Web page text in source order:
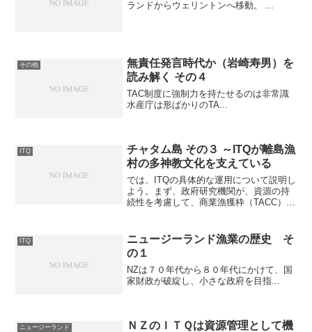
その他
無責任発言時代か（岩崎寿男）を
読み解く その４
TAC制度に強制力を持たせるのは非常識
水産庁は形ばかりのTA...
ITQ
チャタム島 その３ ～ITQが離島漁
村の多神教文化を支えている
では、ITQの具体的な運用について説明し
よう。まず、政府研究機関が、資源の持
続性を考慮して、商業漁獲枠（TACC）を
枠に比例して配分さ...
ITQ
ニュージーランド漁業の歴史 そ
の１
NZは７０年代から８０年代にかけて、国
家財政が破綻し、小さな政府を目指...
ニュージーランド
ＮＺのＩＴＱは資源管理として機